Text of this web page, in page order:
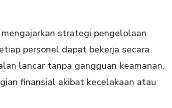
strategi pengelolaan
personel dapat bekerja secara
lancar tanpa gangguan keamanan.
finansial akibat kecelakaan atau